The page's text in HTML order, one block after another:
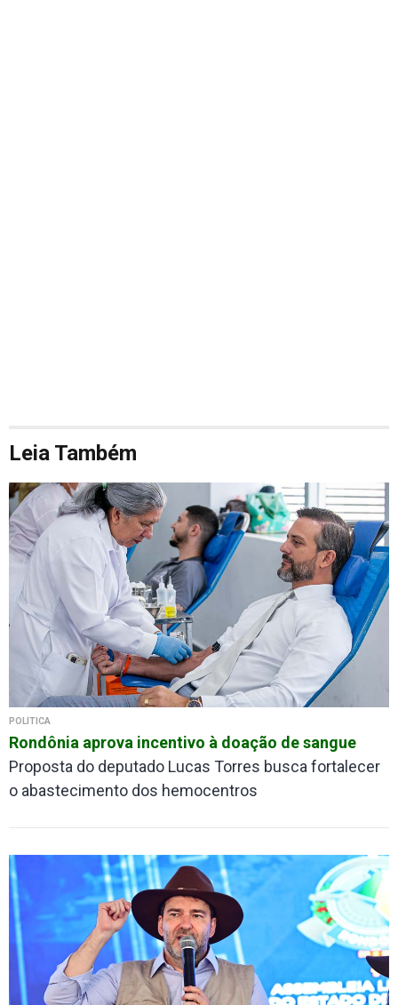
Leia Também
POLÍTICA
Rondônia aprova incentivo à doação de sangue
Proposta do deputado Lucas Torres busca fortalecer
o abastecimento dos hemocentros